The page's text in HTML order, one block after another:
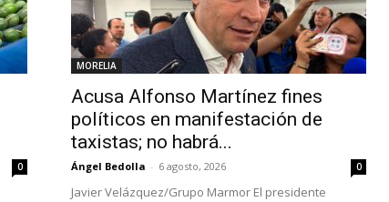
0
MORELIA
Acusa Alfonso Martínez fines
políticos en manifestación de
taxistas; no habrá...
Ángel Bedolla - 6 agosto, 2026 0
Javier Velázquez/Grupo Marmor El presidente